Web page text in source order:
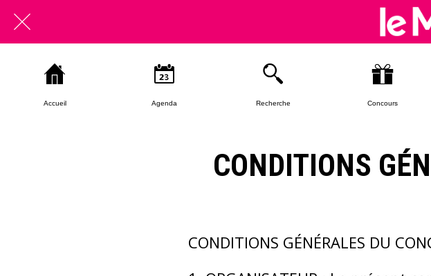
Accueil Agenda Recherche Concours
CONDITIONS
CONDITIONS GÉNÉRALES DU